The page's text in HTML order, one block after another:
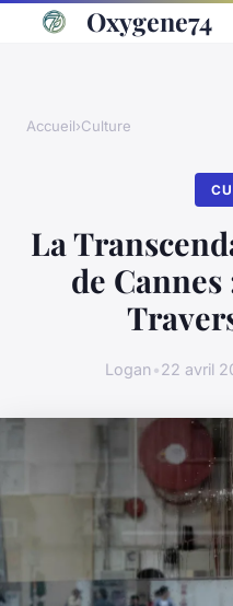
Oxygene74
Accueil›Culture
La
de Cannes
Logan•22 avril